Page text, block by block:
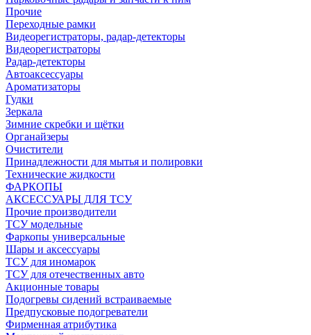
Прочие
Переходные рамки
Видеорегистраторы, радар-детекторы
Видеорегистраторы
Радар-детекторы
Автоаксессуары
Ароматизаторы
Гудки
Зеркала
Зимние скребки и щётки
Органайзеры
Очистители
Принадлежности для мытья и полировки
Технические жидкости
ФАРКОПЫ
АКСЕССУАРЫ ДЛЯ ТСУ
Прочие производители
ТСУ модельные
Фаркопы универсальные
Шары и аксессуары
ТСУ для иномарок
ТСУ для отечественных авто
Акционные товары
Подогревы сидений встраиваемые
Предпусковые подогреватели
Фирменная атрибутика